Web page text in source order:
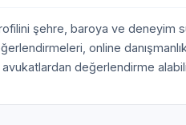
şehre, baroya ve
online
değerlendirme